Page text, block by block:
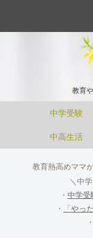
教育
中学受験
中高生活
教育熱高めママ
＼中
・ 中学受
・
「やっ
・